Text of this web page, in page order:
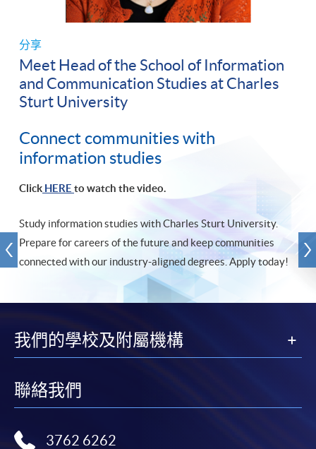
分享
Meet Head of the School of Information
and Communication Studies at Charles
Sturt University
Connect communities with
information studies
Click HERE to watch the video.
Study information studies with Charles Sturt University.
Prepare for careers of the future and keep communities
connected with our industry-aligned degrees. Apply today!
我們的學校及附屬機構
聯絡我們
3762 6262